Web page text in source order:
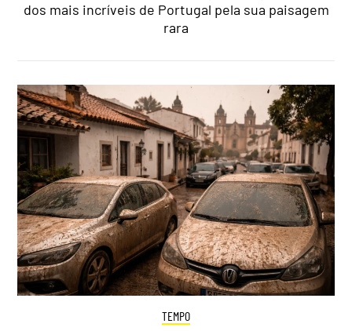
dos mais incríveis de Portugal pela sua paisagem
rara
TEMPO